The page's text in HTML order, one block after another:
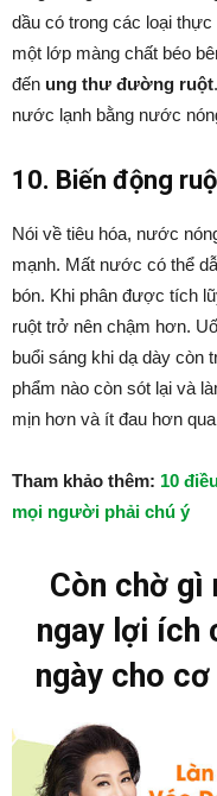
dầu có trong các loại
một lớp màng chất béo
đến ung thư đường ruột
nước lạnh bằng nước
10. Biến động
Nói về tiêu hóa, nước
mạnh. Mất nước có thể
bón. Khi phân được tích
ruột trở nên chậm hơn.
buổi sáng khi dạ dày còn
phẩm nào còn sót lại và
mịn hơn và ít đau hơn
Tham khảo thêm: 10
mọi người phải chú ý
Còn chờ gì
ngay lợi ích
ngày cho